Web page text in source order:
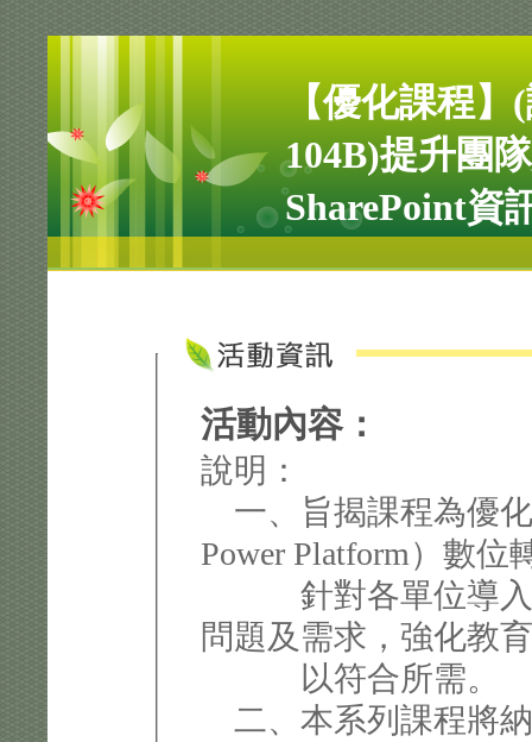
【優化課程
104B)提升團
SharePoint資
活動內容：
說明：
一、旨揭課程為優化
Power Platform）數
針對各單位導入
問題及需求，強化教
以符合所需。
二、本系列課程將